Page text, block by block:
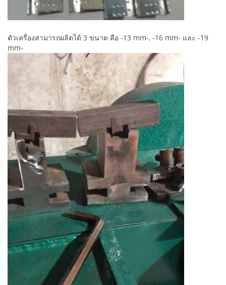
ตัวเครื่องสามารถผลิตได้ 3 ขนาด คือ -13 mm-, -16 mm- และ -19
mm-